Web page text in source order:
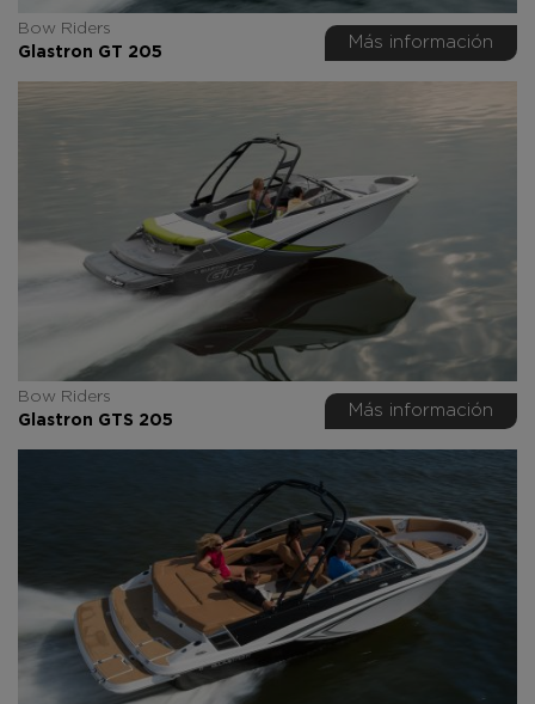
Bow Riders
Glastron GT 205
Más información
Bow Riders
Glastron GTS 205
Más información